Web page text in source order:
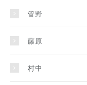
管野
藤原
村中